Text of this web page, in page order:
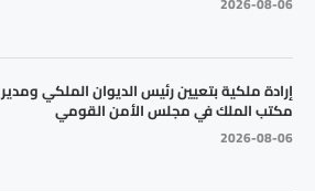
إرادة ملكية بتعيين رئيس الديوان الملكي ومدير
مكتب الملك في مجلس الأمن القومي
2026-08-06